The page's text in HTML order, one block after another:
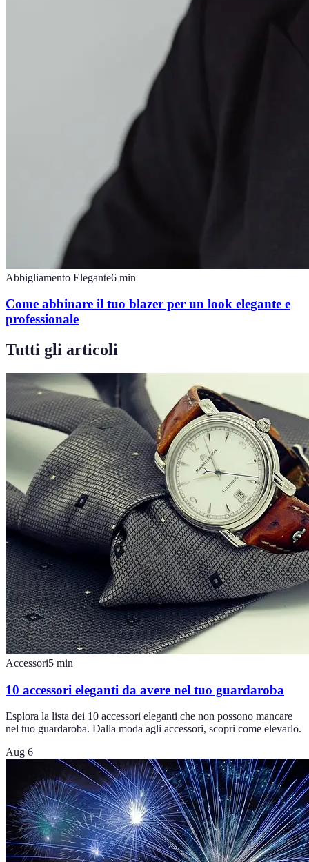
Abbigliamento Elegante6 min
Come abbinare il tuo blazer per un look elegante e
professionale
Tutti gli articoli
Accessori5 min
10 accessori eleganti da avere nel tuo guardaroba
Esplora la lista dei 10 accessori eleganti che non possono mancare
nel tuo guardaroba. Dalla moda agli accessori, scopri come elevarlo.
Aug 6